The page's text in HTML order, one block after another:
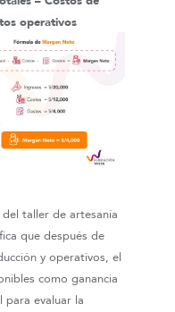
operativos
taller de artesanía
que después de
y operativos, el
como ganancia
para evaluar la